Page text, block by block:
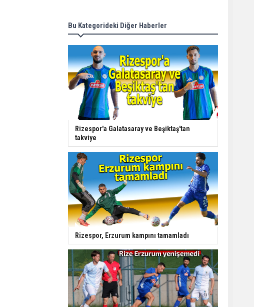
Bu Kategorideki Diğer Haberler
Rizespor'a Galatasaray ve Beşiktaş'tan
takviye
Rizespor, Erzurum kampını tamamladı